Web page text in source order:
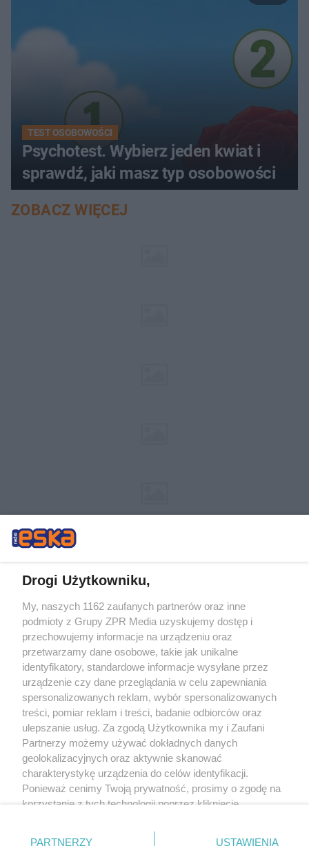
TEST OSOBOWOŚCI
Psychotest. Wybierz jeden kwiat i
sprawdź, jaki masz typ osobowości
ZOBACZ WIĘCEJ
Żaden utwór zamieszczony w serwisie nie może być powielany i
rozpowszechniany lub dalej rozpowszechniany w jakikolwiek sposób (w
tym także elektroniczny lub mechaniczny) na jakimkolwiek polu
eksploatacji w jakiejkolwiek formie, włącznie z umieszczaniem w Internecie
bez pisemnej zgody właściciela praw. Jakiekolwiek użycie lub
wykorzystanie utworów w całości lub w części z naruszeniem prawa, tzn.
bez właściwej zgody, jest zabronione pod groźbą kary i może być ścigane
prawnie.
O nas
Drogi Użytkowniku,
My, naszych 1162 zaufanych partnerów oraz inne
podmioty z Grupy ZPR Media uzyskujemy dostęp i
przechowujemy informacje na urządzeniu oraz
przetwarzamy dane osobowe, takie jak unikalne
identyfikatory, standardowe informacje wysyłane przez
urządzenie czy dane przeglądania w celu zapewniania
spersonalizowanych reklam, wybór spersonalizowanych
treści, pomiar reklam i treści, badanie odbiorców oraz
ulepszanie usług. Za zgodą Użytkownika my i Zaufani
Partnerzy możemy używać dokładnych danych
geolokalizacyjnych oraz aktywnie skanować
charakterystykę urządzenia do celów identyfikacji.
Ponieważ cenimy Twoją prywatność, prosimy o zgodę na
korzystanie z tych technologii poprzez kliknięcie
zmienić/wycofać klikając przycisk ustawień prywatności
PARTNERZY USTAWIENIA